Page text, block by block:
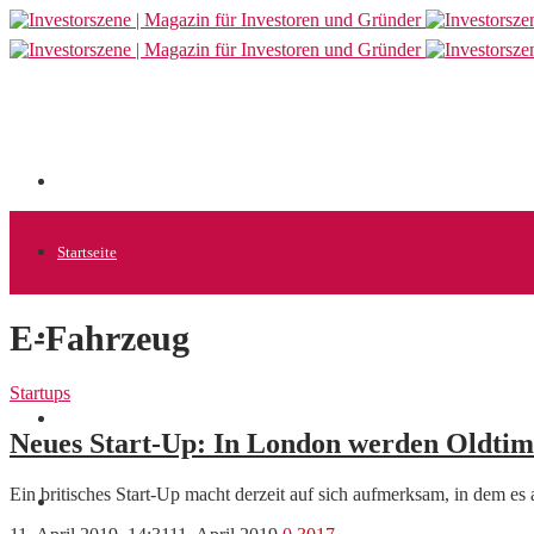
Startseite
Allgemein
News
E-Fahrzeug
Startups
Neues Start-Up: In London werden
Ein britisches Start-Up macht derzeit auf sich aufmerksam, in dem